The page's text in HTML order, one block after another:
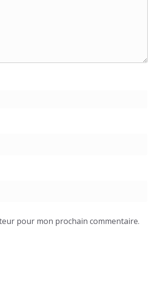
pour mon prochain commentaire.